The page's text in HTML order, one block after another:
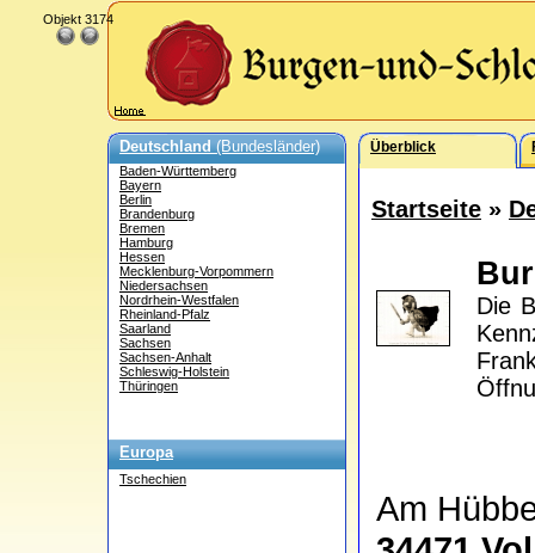
Deutschland(Bundesländer)
Baden-Württemberg
Bayern
Berlin
Brandenburg
Bremen
Hamburg
Hessen
Mecklenburg-Vorpommern
Niedersachsen
Nordrhein-Westfalen
Rheinland-Pfalz
Saarland
Sachsen
Sachsen-Anhalt
Schleswig-Holstein
Thüringen
Europa
Tschechien
Überblick
Startseite »
Die
Am
Objekt 3174